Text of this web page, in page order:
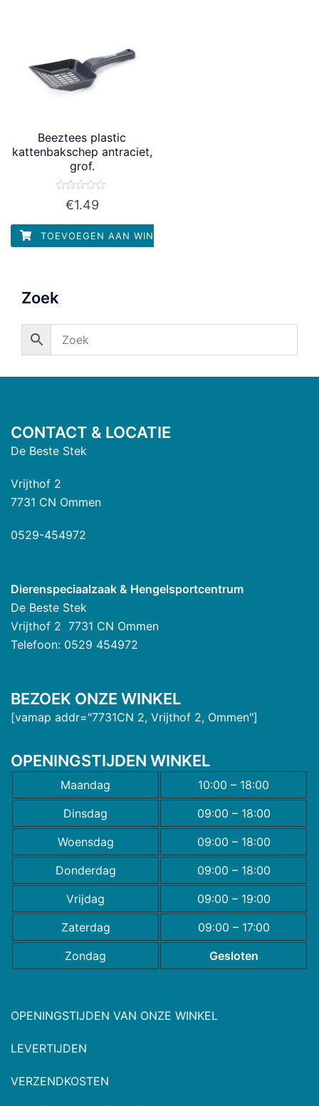
Beeztees plastic
kattenbakschep antraciet,
grof.
Waardering
5
€1.49
TOEVOEGEN AAN WINKELWAGEN
Zoek
CONTACT & LOCATIE
De Beste Stek
Vrijthof 2
7731 CN Ommen
0529-454972
Dierenspeciaalzaak & Hengelsportcentrum
De Beste Stek
Vrijthof 2 7731 CN Ommen
Telefoon: 0529 454972
BEZOEK ONZE WINKEL
[vamap addr="7731CN 2, Vrijthof 2, Ommen"]
OPENINGSTIJDEN WINKEL
Maandag
10:00 – 18:00
Dinsdag
09:00 – 18:00
Woensdag
09:00 – 18:00
Donderdag
09:00 – 18:00
Vrijdag
09:00 – 19:00
Zaterdag
09:00 – 17:00
Zondag
Gesloten
OPENINGSTIJDEN VAN ONZE WINKEL
LEVERTIJDEN
VERZENDKOSTEN